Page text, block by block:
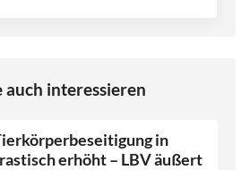
auch interessieren
in
erhöht – LBV äußert